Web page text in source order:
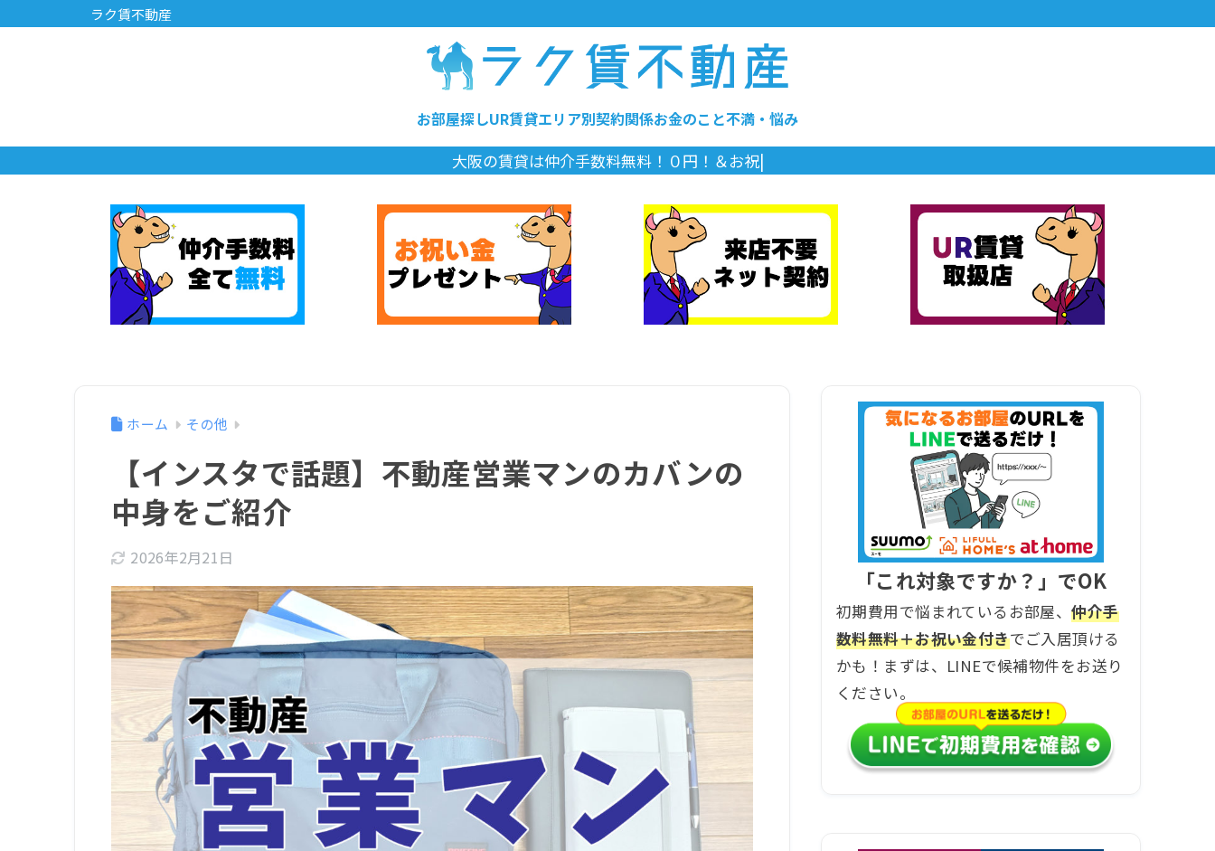
ラク賃不動産
お部屋探しUR賃貸エリア別契約関係お金のこと不満・悩み
|
ホーム その他
【インスタで話題】不動産営業マンのカバンの
中身をご紹介
2026年2月21日
「これ対象ですか？」でOK
初期費用で悩まれているお部屋、仲介手
数料無料＋お祝い金付きでご入居頂ける
かも！まずは、LINEで候補物件をお送り
ください。